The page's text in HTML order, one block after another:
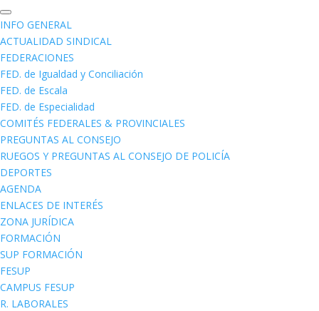
INFO GENERAL
ACTUALIDAD SINDICAL
FEDERACIONES
FED. de Igualdad y Conciliación
FED. de Escala
FED. de Especialidad
COMITÉS FEDERALES & PROVINCIALES
PREGUNTAS AL CONSEJO
RUEGOS Y PREGUNTAS AL CONSEJO DE POLICÍA
DEPORTES
AGENDA
ENLACES DE INTERÉS
ZONA JURÍDICA
FORMACIÓN
SUP FORMACIÓN
FESUP
CAMPUS FESUP
R. LABORALES